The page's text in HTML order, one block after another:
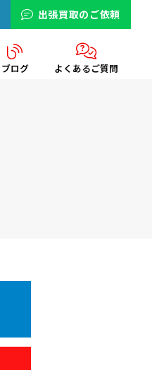
出張買取のご依頼
ブログ よくあるご質問